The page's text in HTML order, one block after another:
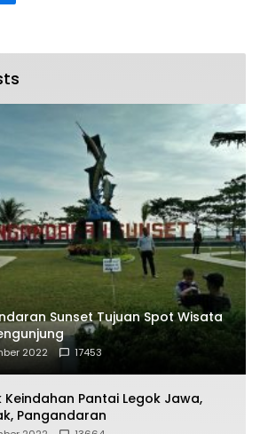
Sunset Tujuan Spot Wisata
2022 17453
Keindahan Pantai Legok Jawa,
Pangandaran